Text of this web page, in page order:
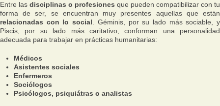
Entre las disciplinas o profesiones que pueden compatibilizar con tu
forma de ser, se encuentran muy presentes aquellas que están
relacionadas con lo social . Géminis, por su lado más sociable, y
Piscis, por su lado más caritativo, conforman una personalidad
adecuada para trabajar en prácticas humanitarias:
Médicos
Asistentes sociales
Enfermeros
Sociólogos
Psicólogos, psiquiátras o analistas